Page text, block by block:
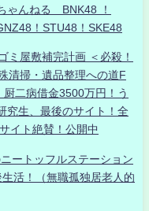
ゃんねる BNK48 ！
！STU48！SKE48
ミ屋敷補完計画 ＜必殺！
清掃・遺品整理への道F
二病借金3500万円！う
究生、最後のサイト！全
イト絶賛！公開中
ートッフルステーション
活！（無職孤独居老人的